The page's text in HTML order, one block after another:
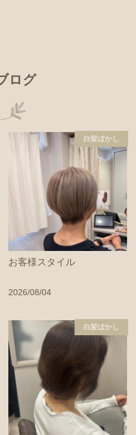
ログ
白髪ぼかし
お客様スタイル
2026/08/04
白髪ぼかし